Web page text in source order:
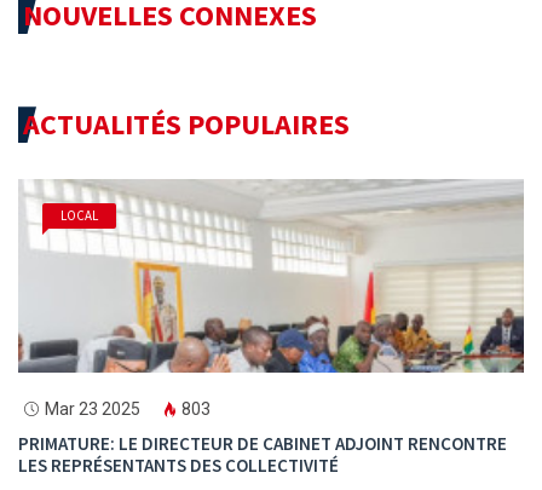
NOUVELLES CONNEXES
ACTUALITÉS POPULAIRES
LOCAL
Mar 23 2025 803
PRIMATURE: LE DIRECTEUR DE CABINET ADJOINT RENCONTRE
LES REPRÉSENTANTS DES COLLECTIVITÉ